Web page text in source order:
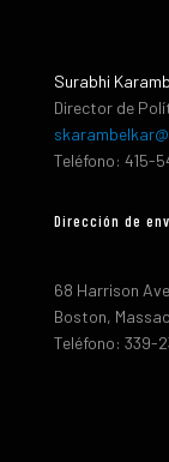
Surabhi
Director de
Teléfono: 415-
Dirección de
68 Harrison
Boston,
Teléfono: 339-